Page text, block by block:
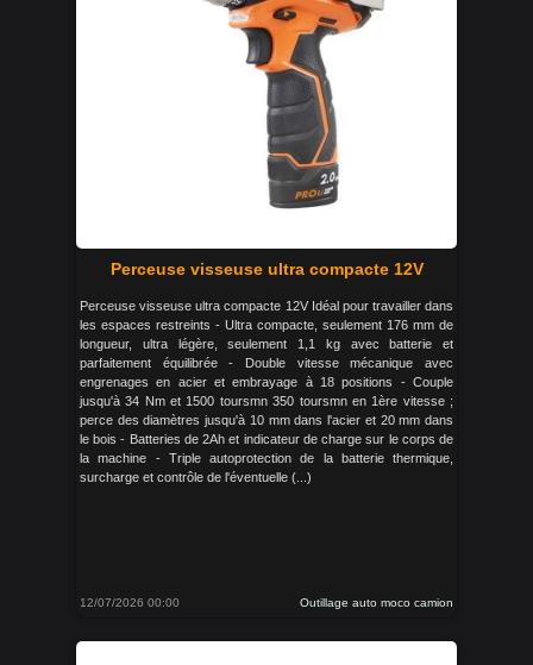
Perceuse visseuse ultra compacte 12V
Perceuse visseuse ultra compacte 12V Idéal pour travailler dans
les espaces restreints - Ultra compacte, seulement 176 mm de
longueur, ultra légère, seulement 1,1 kg avec batterie et
parfaitement équilibrée - Double vitesse mécanique avec
engrenages en acier et embrayage à 18 positions - Couple
jusqu'à 34 Nm et 1500 toursmn 350 toursmn en 1ère vitesse ;
perce des diamètres jusqu'à 10 mm dans l'acier et 20 mm dans
le bois - Batteries de 2Ah et indicateur de charge sur le corps de
la machine - Triple autoprotection de la batterie thermique,
surcharge et contrôle de l'éventuelle (...)
12/07/2026 00:00 Outillage auto moco camion